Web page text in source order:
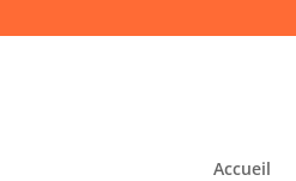
Accueil